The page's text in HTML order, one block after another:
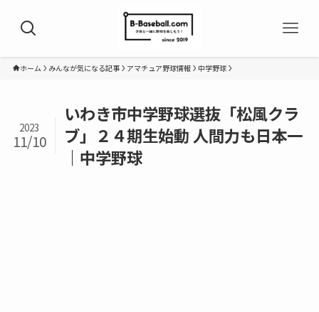
ホーム みんなが気になる記事 アマチュア野球情報 中学野球
いわき市中学野球選抜「松風クラ
ブ」２４期生始動 人間力も日本一
｜中学野球
2023
11/10